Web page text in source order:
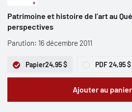
Patrimoine et histoire de l’art au
perspectives
Parution: 16 décembre 2011
Papier24,95 $ PDF 24,95 $
Ajouter au panier